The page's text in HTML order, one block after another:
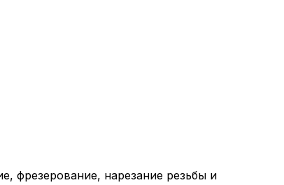
фрезерование, нарезание резьбы и